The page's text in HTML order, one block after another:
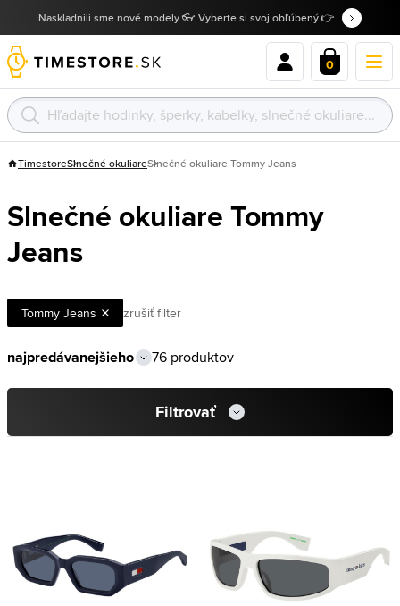
Naskladnili sme nové modely 👓 Vyberte si svoj obľúbený 👉
0
TimestoreSlnečné okuliareSlnečné okuliare Tommy Jeans
Slnečné okuliare Tommy
Jeans
Tommy Jeans zrušiť filter
76 produktov
Filtrovať